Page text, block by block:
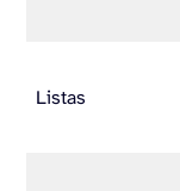
Listas